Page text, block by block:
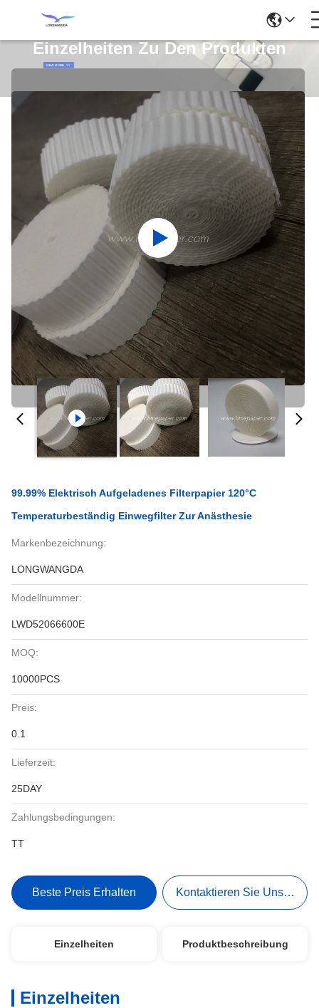
Einzelheiten Zu Den Produkten
99.99% Elektrisch Aufgeladenes Filterpapier 120°C
Temperaturbeständig Einwegfilter Zur Anästhesie
Markenbezeichnung:
LONGWANGDA
Modellnummer:
LWD52066600E
MOQ:
10000PCS
Preis:
0.1
Lieferzeit:
25DAY
Zahlungsbedingungen:
TT
Beste Preis Erhalten Kontaktieren Sie Uns Jetzt
Einzelheiten Produktbeschreibung
Einzelheiten